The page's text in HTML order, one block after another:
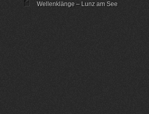
Wellenklänge – Lunz am See